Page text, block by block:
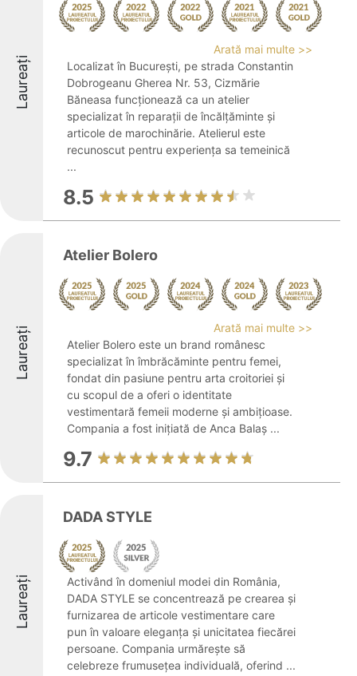
Laureați
Arată mai multe >>
Localizat în București, pe strada Constantin
Dobrogeanu Gherea Nr. 53, Cizmărie
Băneasa funcționează ca un atelier
specializat în reparații de încălțăminte și
articole de marochinărie. Atelierul este
recunoscut pentru experiența sa temeinică
...
8.5
Laureați
Atelier Bolero
Arată mai multe >>
Atelier Bolero este un brand românesc
specializat în îmbrăcăminte pentru femei,
fondat din pasiune pentru arta croitoriei și
cu scopul de a oferi o identitate
vestimentară femeii moderne și ambițioase.
Compania a fost inițiată de Anca Balaș ...
9.7
Laureați
DADA STYLE
Activând în domeniul modei din România,
DADA STYLE se concentrează pe crearea și
furnizarea de articole vestimentare care
pun în valoare eleganța și unicitatea fiecărei
persoane. Compania urmărește să
celebreze frumusețea individuală, oferind ...